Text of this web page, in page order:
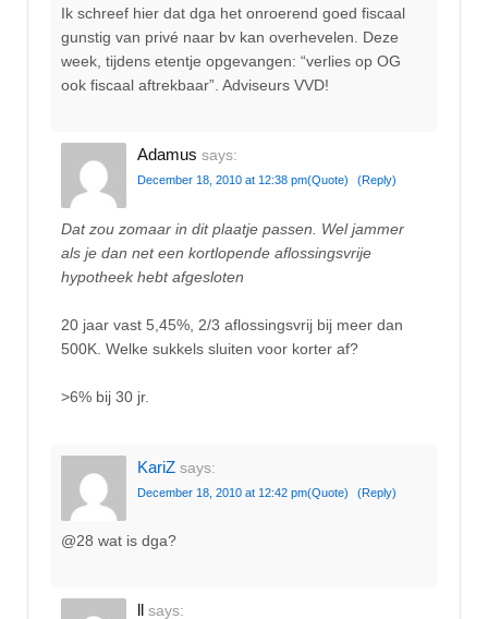
Ik schreef hier dat dga het onroerend goed fiscaal
gunstig van privé naar bv kan overhevelen. Deze
week, tijdens etentje opgevangen: “verlies op OG
ook fiscaal aftrekbaar”. Adviseurs VVD!
Adamus says:
December 18, 2010 at 12:38 pm(Quote) (Reply)
Dat zou zomaar in dit plaatje passen. Wel jammer
als je dan net een kortlopende aflossingsvrije
hypotheek hebt afgesloten
20 jaar vast 5,45%, 2/3 aflossingsvrij bij meer dan
500K. Welke sukkels sluiten voor korter af?
>6% bij 30 jr.
KariZ says:
December 18, 2010 at 12:42 pm(Quote) (Reply)
@28 wat is dga?
says: